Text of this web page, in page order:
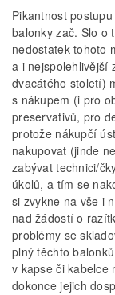
Pikantnost
balonky zač. Šlo o
nedostatek tohoto
a i nejspolehlivější
dvacátého století)
s nákupem (i pro
preservativů, pro
protože nákupčí
nakupovat (jinde
zabývat technici/
úkolů, a tím se
si zvykne na vše i
nad žádostí o
problémy se
plný těchto
v kapse či kabelce
dokonce jejich